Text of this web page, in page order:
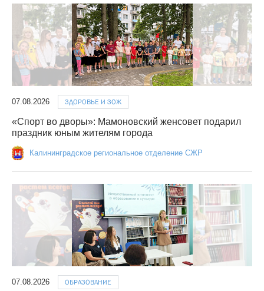
07.08.2026 ЗДОРОВЬЕ И ЗОЖ
«Спорт во дворы»: Мамоновский женсовет подарил
праздник юным жителям города
Калининградское региональное отделение СЖР
07.08.2026 ОБРАЗОВАНИЕ